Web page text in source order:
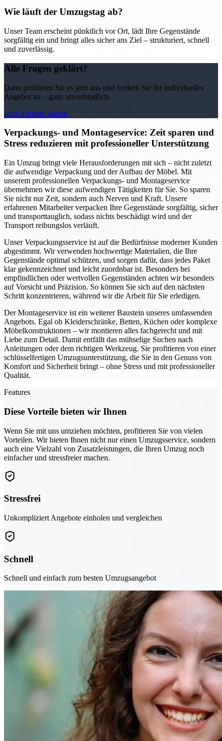
Wie läuft der Umzugstag ab?
Unser Team erscheint pünktlich vor Ort, lädt Ihre Gegenstände
sorgfältig ein und bringt alles sicher ans Ziel – strukturiert, schnell
und zuverlässig.
Alle Fragen geklärt?
Dann probieren Sie es jetzt aus und fordern Sie Ihr individuelles
Angebot an – ganz unverbindlich.
Jetzt Anfrage starten
Verpackungs- und Montageservice: Zeit sparen und
Stress reduzieren mit professioneller Unterstützung
Ein Umzug bringt viele Herausforderungen mit sich – nicht zuletzt
die aufwendige Verpackung und der Aufbau der Möbel. Mit
unserem professionellen Verpackungs- und Montageservice
übernehmen wir diese aufwendigen Tätigkeiten für Sie. So sparen
Sie nicht nur Zeit, sondern auch Nerven und Kraft. Unsere
erfahrenen Mitarbeiter verpacken Ihre Gegenstände sorgfältig, sicher
und transporttauglich, sodass nichts beschädigt wird und der
Transport reibungslos verläuft.
Unser Verpackungsservice ist auf die Bedürfnisse moderner Kunden
abgestimmt. Wir verwenden hochwertige Materialien, die Ihre
Gegenstände optimal schützen, und sorgen dafür, dass jedes Paket
klar gekennzeichnet und leicht zuordnbar ist. Besonders bei
empfindlichen oder wertvollen Gegenständen achten wir besonders
auf Vorsicht und Präzision. So können Sie sich auf den nächsten
Schritt konzentrieren, während wir die Arbeit für Sie erledigen.
Der Montageservice ist ein weiterer Baustein unseres umfassenden
Angebots. Egal ob Kleiderschränke, Betten, Küchen oder komplexe
Möbelkonstruktionen – wir montieren alles fachgerecht und mit
Liebe zum Detail. Damit entfällt das mühselige Suchen nach
Anleitungen oder dem richtigen Werkzeug. Sie profitieren von einer
schlüsselfertigen Umzugsunterstützung, die Sie in den Genuss von
Komfort und Sicherheit bringt – ohne Stress und mit professioneller
Qualität.
Features
Diese Vorteile bieten wir Ihnen
Wenn Sie mit uns umziehen möchten, profitieren Sie von vielen
Vorteilen. Wir bieten Ihnen nicht nur einen Umzugsservice, sondern
auch eine Vielzahl von Zusatzleistungen, die Ihren Umzug noch
einfacher und stressfreier machen.
Stressfrei
Unkompliziert Angebote einholen und vergleichen
Schnell
Schnell und einfach zum besten Umzugsangebot